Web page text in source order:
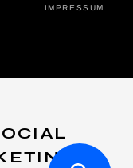
IMPRES­SUM